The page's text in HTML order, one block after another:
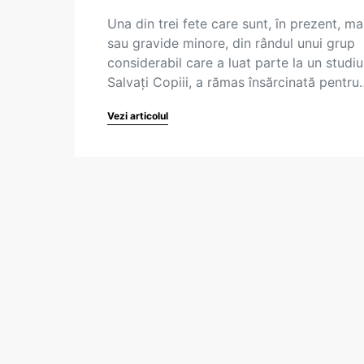
Una din trei fete care sunt, în prezent,
sau gravide minore, din rândul unui grup
considerabil care a luat parte la un studiu
Salvați Copiii, a rămas însărcinată
Vezi articolul